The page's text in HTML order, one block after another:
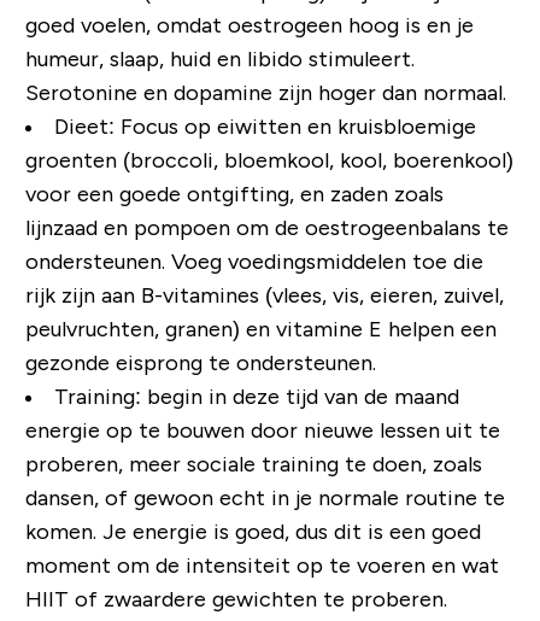
goed voelen, omdat oestrogeen hoog is en je
humeur, slaap, huid en libido stimuleert.
Serotonine en dopamine zijn hoger dan normaal.
Dieet: Focus op eiwitten en kruisbloemige
groenten (broccoli, bloemkool, kool, boerenkool)
voor een goede ontgifting, en zaden zoals
lijnzaad en pompoen om de oestrogeenbalans te
ondersteunen. Voeg voedingsmiddelen toe die
rijk zijn aan B-vitamines (vlees, vis, eieren, zuivel,
peulvruchten, granen) en vitamine E helpen een
gezonde eisprong te ondersteunen.
Training: begin in deze tijd van de maand
energie op te bouwen door nieuwe lessen uit te
proberen, meer sociale training te doen, zoals
dansen, of gewoon echt in je normale routine te
komen. Je energie is goed, dus dit is een goed
moment om de intensiteit op te voeren en wat
HIIT of zwaardere gewichten te proberen.